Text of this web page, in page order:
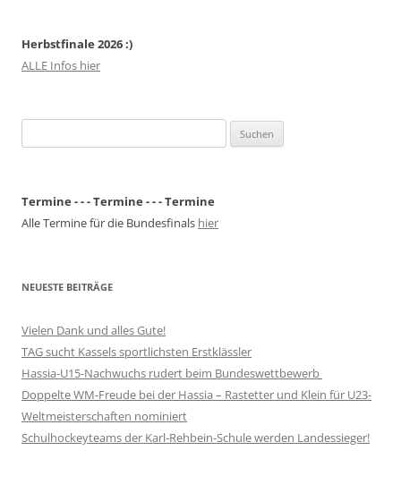
Herbstfinale 2026 :)
ALLE Infos hier
nach:
Termine - - - Termine - - - Termine
Alle Termine für die Bundesfinals hier
NEUESTE BEITRÄGE
Vielen Dank und alles Gute!
TAG sucht Kassels sportlichsten Erstklässler
Hassia-U15-Nachwuchs rudert beim Bundeswettbewerb
Doppelte WM-Freude bei der Hassia – Rastetter und Klein für U23-
Weltmeisterschaften nominiert
Schulhockeyteams der Karl-Rehbein-Schule werden Landessieger!